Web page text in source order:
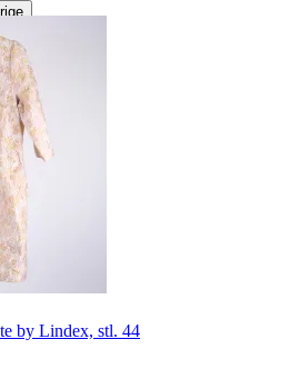
by Lindex, stl. 44